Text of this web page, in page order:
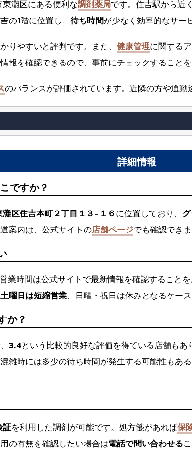
灘区にある便利な調剤薬局です。住吉駅から近く
の1階に位置し、 待ち時間が少なく効率的なサー
りやすいと評判です。また、 健康管理に関する
報を確認できるので、事前にチェックすることを
のバランスが評価されています。近隣の方や通勤
詳細情報
ですか？
区住吉本町２丁目１３−１６ に位置しており、
案内は、公式サイトの店舗ページでも確認できま
業時間は公式サイトで最新情報を確認すること
土曜日は短縮営業、日曜・祝日は休みとなるケー
か？
3.4 という比較的良好な評価を得ている店舗もあ
雑時には多少の待ち時間が発生する可能性もあ
証を利用した調剤が可能です。処方箋があれば保
の有無を確認したい場合は電話で問い合わせる